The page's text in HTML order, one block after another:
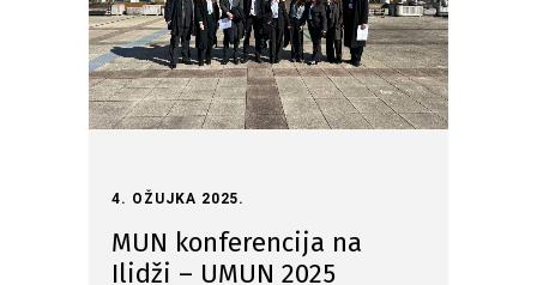
4. OŽUJKA 2025.
MUN konferencija na
Ilidži – UMUN 2025